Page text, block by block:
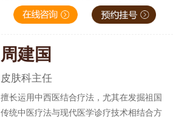
周建国
皮肤科主任
擅长运用中西医结合疗法，尤其在发掘祖国
传统中医疗法与现代医学诊疗技术相结合方